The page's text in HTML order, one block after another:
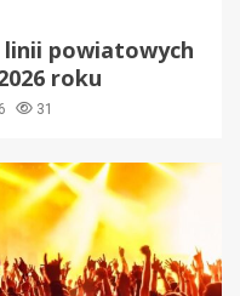
linii powiatowych
roku
31